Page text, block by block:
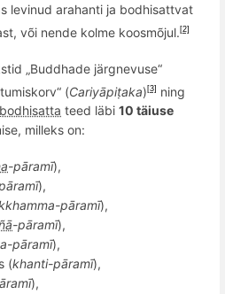
levinud arahanti ja bodhisattvat
või nende kolme koosmõjul. [2]
„Buddhade järgnevuse“
(Cariyāpiṭaka) [3]
ning
bodhisatta teed läbi 10 täiuse
milleks on:
-pāramī),
),
pāramī),
-pāramī),
pāramī),
(khanti-pāramī),
āramī),